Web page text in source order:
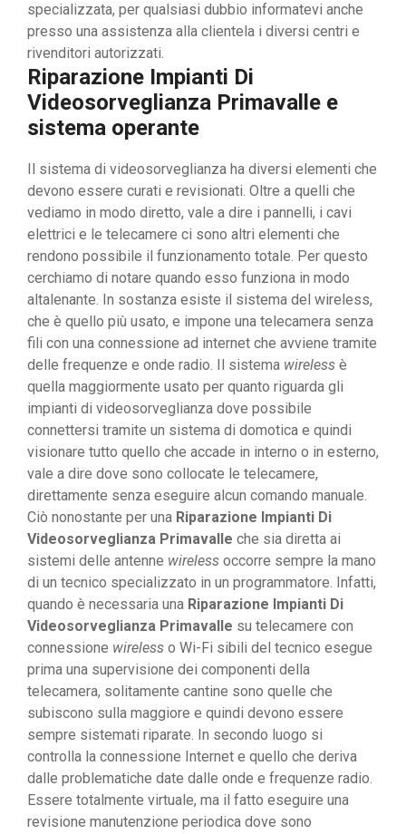
specializzata, per qualsiasi dubbio informatevi anche
presso una assistenza alla clientela i diversi centri e
rivenditori autorizzati.
Riparazione Impianti Di
Videosorveglianza Primavalle e
sistema operante
Il sistema di videosorveglianza ha diversi elementi che
devono essere curati e revisionati. Oltre a quelli che
vediamo in modo diretto, vale a dire i pannelli, i cavi
elettrici e le telecamere ci sono altri elementi che
rendono possibile il funzionamento totale. Per questo
cerchiamo di notare quando esso funziona in modo
altalenante. In sostanza esiste il sistema del wireless,
che è quello più usato, e impone una telecamera senza
fili con una connessione ad internet che avviene tramite
delle frequenze e onde radio. Il sistema wireless è
quella maggiormente usato per quanto riguarda gli
impianti di videosorveglianza dove possibile
connettersi tramite un sistema di domotica e quindi
visionare tutto quello che accade in interno o in esterno,
vale a dire dove sono collocate le telecamere,
direttamente senza eseguire alcun comando manuale.
Ciò nonostante per una Riparazione Impianti Di
Videosorveglianza Primavalle che sia diretta ai
sistemi delle antenne wireless occorre sempre la mano
di un tecnico specializzato in un programmatore. Infatti,
quando è necessaria una Riparazione Impianti Di
Videosorveglianza Primavalle su telecamere con
connessione wireless o Wi-Fi sibili del tecnico esegue
prima una supervisione dei componenti della
telecamera, solitamente cantine sono quelle che
subiscono sulla maggiore e quindi devono essere
sempre sistemati riparate. In secondo luogo si
controlla la connessione Internet e quello che deriva
dalle problematiche date dalle onde e frequenze radio.
Essere totalmente virtuale, ma il fatto eseguire una
revisione manutenzione periodica dove sono